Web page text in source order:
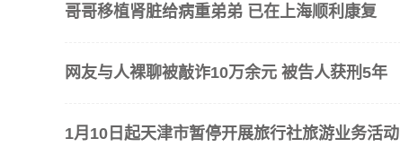
哥哥移植肾脏给病重弟弟 已在上海顺利康复
网友与人裸聊被敲诈10万余元 被告人获刑5年
1月10日起天津市暂停开展旅行社旅游业务活动